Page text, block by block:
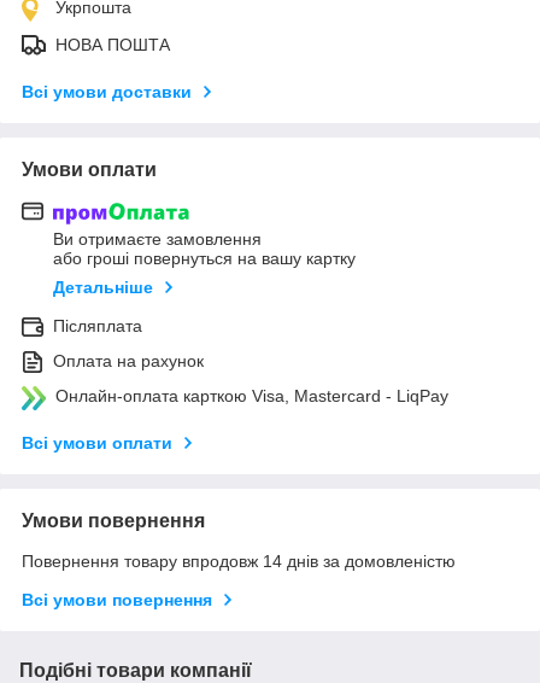
Укрпошта
НОВА ПОШТА
Всі умови доставки
Умови оплати
Ви отримаєте замовлення
або гроші повернуться на вашу картку
Детальніше
Післяплата
Оплата на рахунок
Онлайн-оплата карткою Visa, Mastercard - LiqPay
Всі умови оплати
Умови повернення
Повернення товару впродовж 14 днів за домовленістю
Всі умови повернення
Подібні товари компанії